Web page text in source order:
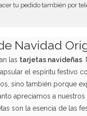
tu pedido también por
Navidad
las tarjetas navideñas.
el espíritu festivo
sino también porque
apreciamos a nuestros
son la esencia de las